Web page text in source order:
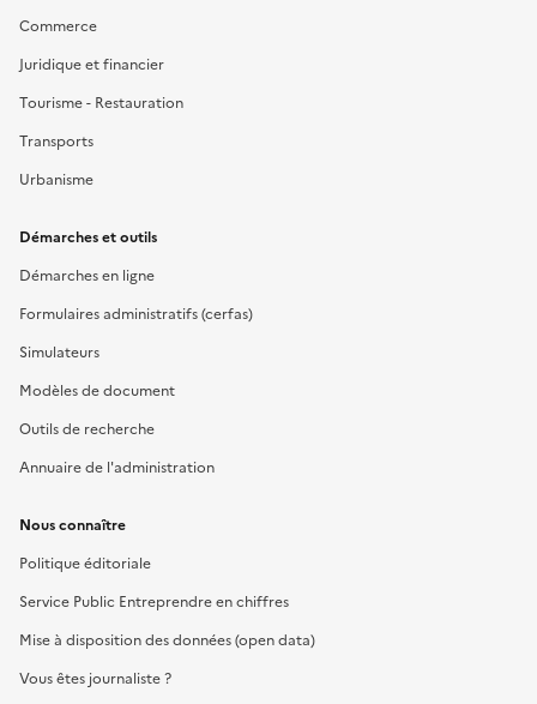
Commerce
Juridique et financier
Tourisme - Restauration
Transports
Urbanisme
Démarches et outils
Démarches en ligne
Formulaires administratifs (cerfas)
Simulateurs
Modèles de document
Outils de recherche
Annuaire de l'administration
Nous connaître
Politique éditoriale
Service Public Entreprendre en chiffres
Mise à disposition des données (open data)
Vous êtes journaliste ?